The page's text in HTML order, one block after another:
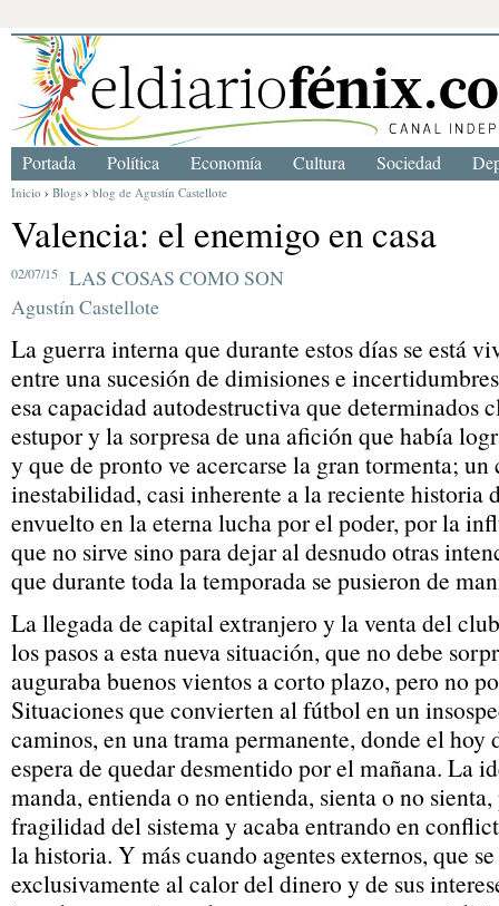
Inicio › Blogs › blog de Agustín Castellote
Valencia: el enemigo en casa
02/07/15
LAS COSAS COMO SON
Agustín Castellote
La guerra interna que durante estos días se está
entre una sucesión de dimisiones e
esa capacidad autodestructiva que determinados
estupor y la sorpresa de una afición que había
y que de pronto ve acercarse la gran tormenta;
inestabilidad, casi inherente a la reciente historia
envuelto en la eterna lucha por el poder, por la
que no sirve sino para dejar al desnudo otras
que durante toda la temporada se pusieron de
La llegada de capital extranjero y la venta del
los pasos a esta nueva situación, que no debe
auguraba buenos vientos a corto plazo, pero no
Situaciones que convierten al fútbol en un
caminos, en una trama permanente, donde el hoy
espera de quedar desmentido por el mañana. La
manda, entienda o no entienda, sienta o no
fragilidad del sistema y acaba entrando en
la historia. Y más cuando agentes externos, que
exclusivamente al calor del dinero y de sus
Portada Política Economía Cultura Sociedad